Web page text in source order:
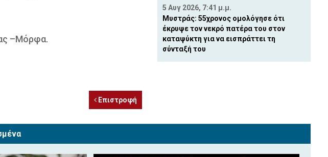
–Μόρφα.
Επιστροφή
5 Αυγ 2026, 7:41 μ.μ.
Μυστράς: 55χρονος ομολόγησε ότι
έκρυψε τον νεκρό πατέρα του στον
καταψύκτη για να εισπράττει τη
σύνταξή του